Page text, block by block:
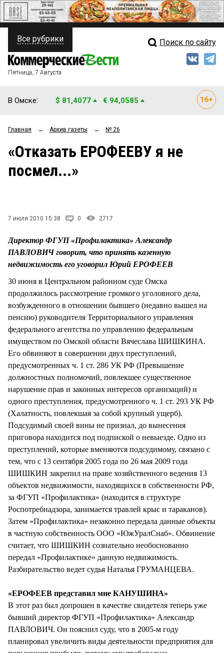
ПОЛИТИКА
ФИНАНСЫ
ОБЩЕСТВО
ЗАКОН
Свежий выпуск
Рейтинги
Все рубрики Поиск по сайту
Пятница, 7 Августа
В Омске: $ 81,4077 € 94,0585
Главная → Архив газеты → № 26
«Отказать ЕРОФЕЕВУ я не
посмел...»
7 июля 2010 15:38 0 2717
Директор ФГУП «Профилактика» Александр
ПАВЛОВИЧ говорит, что принять казенную
недвижимость его уговорил Юрий ЕРОФЕЕВ
30 июня в Центральном районном суде Омска
продолжилось рассмотрение громкого уголовного дела,
возбужденного в отношении бывшего (недавно вышел на
пенсию) руководителя Территориального управления
федерального агентства по управлению федеральным
имуществом по Омской области Вячеслава ШИШКИНА.
Его обвиняют в совершении двух преступлений,
предусмотренных ч. 1 ст. 286 УК РФ (Превышение
должностных полномочий, повлекшее существенное
нарушение прав и законных интересов организаций) и
одного преступления, предусмотренного ч. 1 ст. 293 УК РФ
(Халатность, повлекшая за собой крупный ущерб).
Подсудимый своей вины не признал, до вынесения
приговора находится под подпиской о невыезде. Одно из
преступлений, которые вменяются подсудимому, связано с
тем, что с 13 сентября 2005 года по 26 мая 2009 года
ШИШКИН закрепил на праве хозяйственного ведения 13
объектов недвижимости, находящихся в собственности РФ,
за ФГУП «Профилактика» (находится в структуре
Роспотребнадзора, занимается травлей крыс и тараканов).
Затем «Профилактика» незаконно передала данные объекты
в частную собственность ООО «ЮжУралСнаб». Обвинение
считает, что ШИШКИН сознательно необоснованно
передал «Профилактике» данную недвижимость.
Разбирательство ведет судья Наталья ГРУМАНЦЕВА.
«ЕРОФЕЕВ представил мне КАНУШИНА»
В этот раз был допрошен в качестве свидетеля теперь уже
бывший директор ФГУП «Профилактика» Александр
ПАВЛОВИЧ. Он пояснил суду, что в 2005-м году
планировал увеличить виды деятельности предприятия для